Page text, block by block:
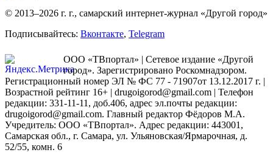
© 2013–2026 г. г., самарский интернет-журнал «Другой город»
Подписывайтесь: Вконтакте, Telegram
ООО «ТВпортал» | Сетевое издание «Другой
город». Зарегистрировано Роскомнадзором.
Регистрационный номер ЭЛ № ФС 77 - 71907от 13.12.2017 г. |
Возрастной рейтинг 16+ | drugoigorod@gmail.com | Телефон
редакции: 331-11-11, доб.406, адрес эл.почты редакции:
drugoigorod@gmail.com. Главный редактор Фёдоров М.А.
Учредитель: ООО «ТВпортал». Адрес редакции: 443001,
Самарская обл., г. Самара, ул. Ульяновская/Ярмарочная, д.
52/55, комн. 6